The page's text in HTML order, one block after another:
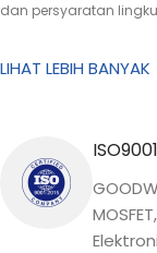
dan persyaratan
LIHAT LEBIH BANYAK
ISO9001